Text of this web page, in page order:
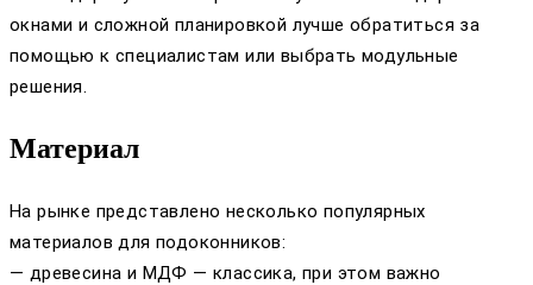
окнами и сложной планировкой лучше обратиться за
помощью к специалистам или выбрать модульные
решения.
Материал
На рынке представлено несколько популярных
материалов для подоконников:
— древесина и МДФ — классика, при этом важно